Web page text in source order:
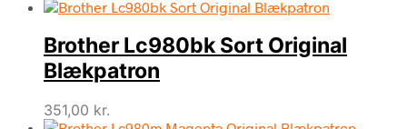
Brother Lc980bk Sort Original
Blækpatron
351,00 kr.